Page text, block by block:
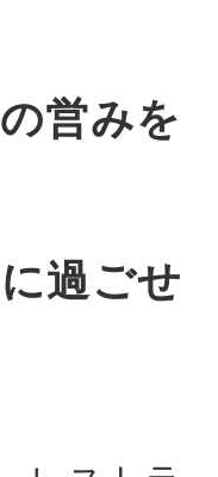
営みを
過ごせ